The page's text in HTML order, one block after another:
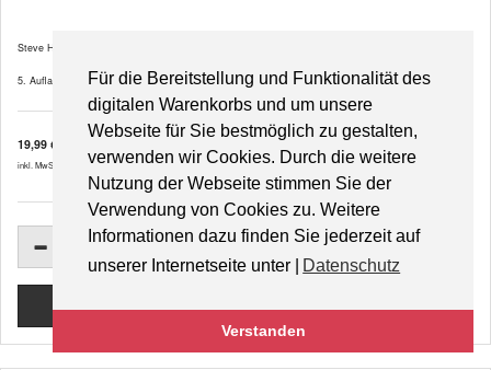
Für die Bereitstellung und Funktionalität des
digitalen Warenkorbs und um unsere
Webseite für Sie bestmöglich zu gestalten,
verwenden wir Cookies. Durch die weitere
Nutzung der Webseite stimmen Sie der
Verwendung von Cookies zu. Weitere
Informationen dazu finden Sie jederzeit auf
unserer Internetseite unter |
Datenschutz
Verstanden
Steve Holzner
5. Auflage 2020, 396 Seiten, Softcover
19,99 €
inkl. MwSt. zzgl. Versandkosten